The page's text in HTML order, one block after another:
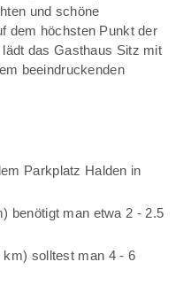
und schöne
dem höchsten Punkt der
das Gasthaus Sitz mit
beeindruckenden
Parkplatz Halden in
benötigt man etwa 2 - 2.5
km) solltest man 4 - 6